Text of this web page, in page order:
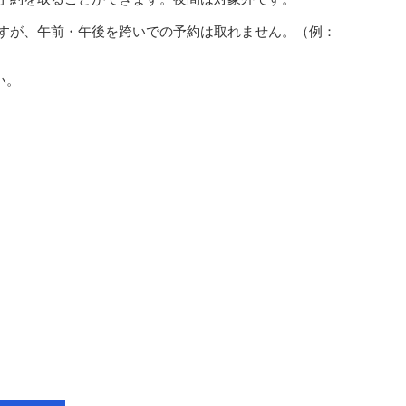
、午前・午後を跨いでの予約は取れません。（例：